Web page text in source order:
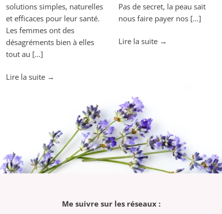
solutions simples, naturelles
et efficaces pour leur santé.
Les femmes ont des
désagréments bien à elles
tout au […]
Lire la suite "Les
incontournable
la
Femme
!"
→
Pas de secret, la peau sait
nous faire payer nos […]
Lire la suite "Chouchoutez
→
Me suivre sur les réseaux :